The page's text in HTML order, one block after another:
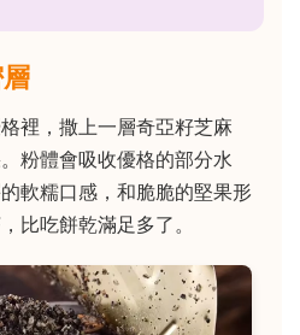
裡，撒上一層奇亞籽芝麻
粉體會吸收優格的部分水
軟糯口感，和脆脆的堅果形
比吃餅乾滿足多了。